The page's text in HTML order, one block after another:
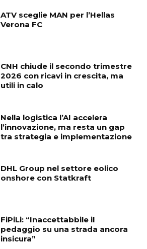
ATV sceglie MAN per l’Hellas
Verona FC
CNH chiude il secondo trimestre
2026 con ricavi in crescita, ma
utili in calo
Nella logistica l’AI accelera
l’innovazione, ma resta un gap
tra strategia e implementazione
DHL Group nel settore eolico
onshore con Statkraft
FiPiLi: “Inaccettabbile il
pedaggio su una strada ancora
insicura”